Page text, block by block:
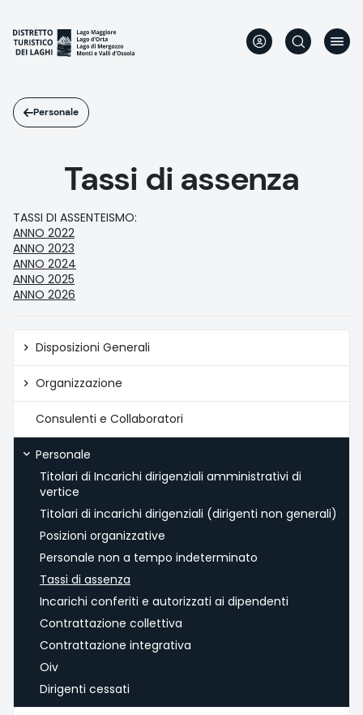
contenuto
principale
Personale
Tassi di assenza
TASSI DI ASSENTEISMO:
ANNO 2022
ANNO 2023
ANNO 2024
ANNO 2025
ANNO 2026
Amministrazione
trasparente
Disposizioni Generali
Organizzazione
Consulenti e Collaboratori
Personale
Titolari di Incarichi dirigenziali amministrativi di
vertice
Titolari di incarichi dirigenziali (dirigenti non generali)
Posizioni organizzative
Personale non a tempo indeterminato
Tassi di assenza
Incarichi conferiti e autorizzati ai dipendenti
Contrattazione collettiva
Contrattazione integrativa
Oiv
Dirigenti cessati